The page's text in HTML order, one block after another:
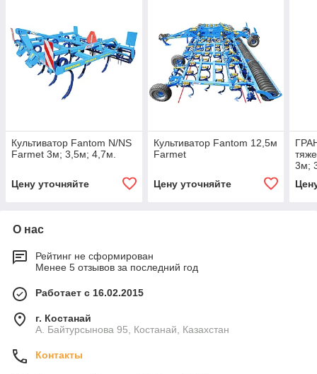
Культиватор Fantom N/NS
Farmet 3м; 3,5м; 4,7м.
Цену уточняйте
Культиватор Fantom 12,5м
Farmet
Цену уточняйте
3м;
О нас
Рейтинг не сформирован
Менее 5 отзывов за последний год
Работает с 16.02.2015
г. Костанай
А. Байтурсынова 95, Костанай, Казахстан
Контакты